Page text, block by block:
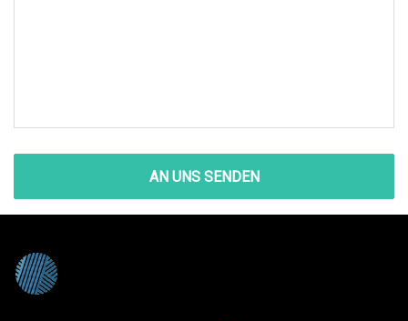
AN UNS SENDEN